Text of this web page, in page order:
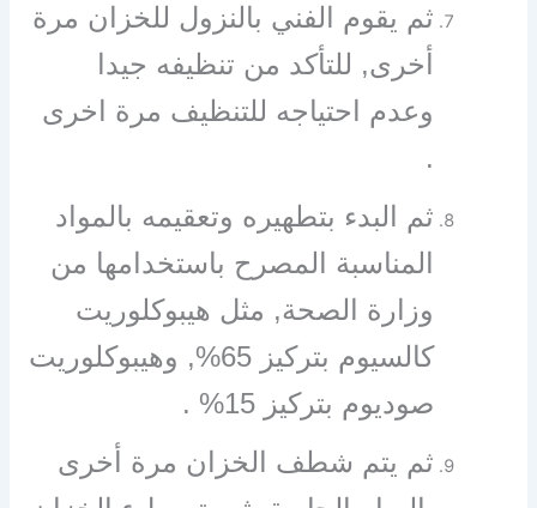
ثم يقوم الفني بالنزول للخزان مرة
أخرى, للتأكد من تنظيفه جيدا
وعدم احتياجه للتنظيف مرة اخرى
.
ثم البدء بتطهيره وتعقيمه بالمواد
المناسبة المصرح باستخدامها من
وزارة الصحة, مثل هيبوكلوريت
كالسيوم بتركيز 65%, وهيبوكلوريت
صوديوم بتركيز 15% .
ثم يتم شطف الخزان مرة أخرى